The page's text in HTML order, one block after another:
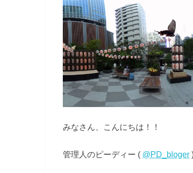
みなさん、こんにちは！！
管理人のピーディー ( @PD_bloger